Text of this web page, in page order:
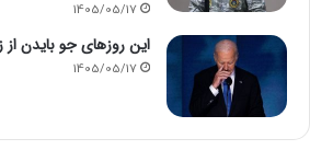
1405/05/17
این روزهای جو بایدن
1405/05/17